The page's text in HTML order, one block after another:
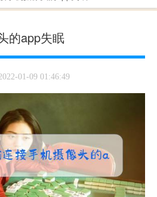
的app失眠
01-09 01:46:49